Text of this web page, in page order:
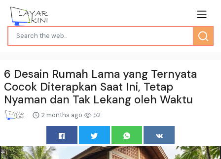
6 Desain Rumah Lama yang Ternyata
Cocok Diterapkan Saat Ini, Tetap
Nyaman dan Tak Lekang oleh Waktu
2 months ago 52